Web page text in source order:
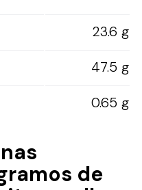
23.6 g
47.5 g
0.65 g
de